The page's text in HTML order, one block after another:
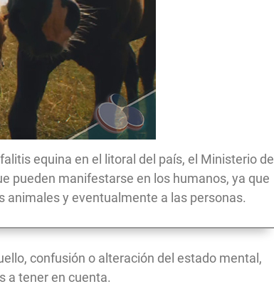
equina en el litoral del país, el Ministerio de
pueden manifestarse en los humanos, ya que
y eventualmente a las personas.
confusión o alteración del estado mental,
a tener en cuenta.